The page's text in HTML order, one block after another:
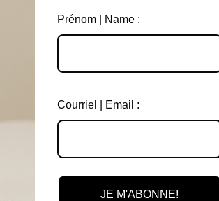
Prénom | Name :
Courriel | Email :
JE M'ABONNE!